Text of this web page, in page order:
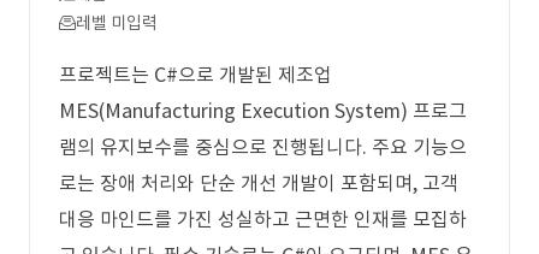
레벨 미입력
프로젝트는 C#으로 개발된 제조업
MES(Manufacturing Execution System) 프로그
램의 유지보수를 중심으로 진행됩니다. 주요 기능으
로는 장애 처리와 단순 개선 개발이 포함되며, 고객
대응 마인드를 가진 성실하고 근면한 인재를 모집하